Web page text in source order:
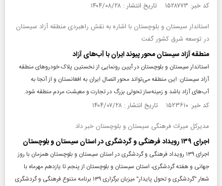
کد خبر: ۱۵۲۸۷۷۳ تاریخ انتشار : ۱۴۰۴/۰۸/۲۸
استاندار سیستان‌ و بلوچستان با اشاره به نقش راهبردی منطقه آزاد سیستان
در توسعه شرق کشور گفت
منطقه آزاد سیستان محور پیوند ایران با آب‌های آزاد
استاندار سیستان‌ و بلوچستان در آیین رونمایی از نخستین پلاک خودروهای منطقه
آزاد سیستان: این منطقه می‌تواند محور اتصال ایران به افغانستان و از آنجا به
آب‌های آزاد باشد و زمینه‌ساز تحولی بزرگ در تجارت و معیشت مردم منطقه شود.
کد خبر: ۱۵۲۳۶۱۰ تاریخ انتشار : ۱۴۰۴/۰۷/۲۸
مدیرکل میراث فرهنگی سیستان و بلوچستان خبر داد
اجرای ۱۳۹ رویداد فرهنگی و گردشگری در استان سیستان و بلوچستان
اجرای ۱۳۹ رویداد فرهنگی و گردشگری در استان سیستان و بلوچستان همزمان با روز
جهانی و هفته گردشگری، استان سیستان و بلوچستان از پنجم تا یازدهم مهرماه با
شعار "گردشگری و تحول پایدار" میزبان برگزاری ۱۳۹ برنامه متنوع فرهنگی و گردشگری